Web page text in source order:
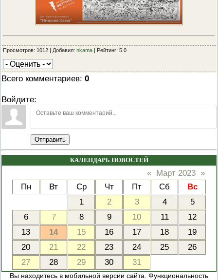
Просмотров: 1012 | Добавил: nkama | Рейтинг: 5.0
Всего комментариев: 0
Войдите:
Отправить
КАЛЕНДАРЬ НОВОСТЕЙ
« Март 2023 »
Пн
Вт Ср Чт Пт Сб
Вс
1
2 3 4
5
6
7 8 9 10 11
12
13
14 15 16 17 18
19
20
21 22 23 24 25
26
27
28 29 30 31
Вы находитесь в мобильной версии сайта. Функциональность